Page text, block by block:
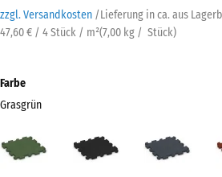
zzgl. Versandkosten /Lieferung in ca. aus
47,60 € / 4 Stück / m²(7,00 kg / Stück)
Farbe
Grasgrün
(active)